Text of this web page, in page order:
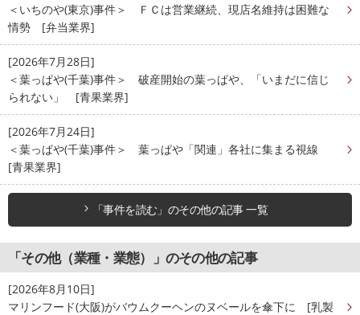
＜いちのや(東京)事件＞ ＦＣは営業継続、現店名維持は困難な
情勢 [弁当業界]
[2026年7月28日]
＜葉っぱや(千葉)事件＞ 破産開始の葉っぱや、「いまだに信じ
られない」 [青果業界]
[2026年7月24日]
＜葉っぱや(千葉)事件＞ 葉っぱや「関連」各社に集まる視線
[青果業界]
「事件を読む」のその他の記事 一覧
「その他（業種・業態）」のその他の記事
[2026年8月10日]
マリンフード(大阪)がバウムクーヘンのヌベールを傘下に [乳製